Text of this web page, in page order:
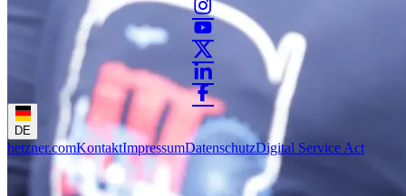
DE
hetzner.comKontaktImpressumDatenschutzDigital Service Act